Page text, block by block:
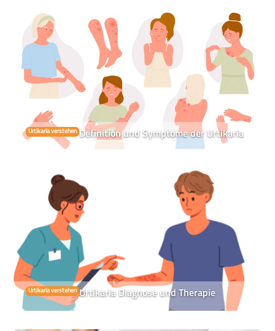
Urtikaria verstehen Definition und Symptome der Urtikaria
Urtikaria verstehen Urtikaria Diagnose und Therapie